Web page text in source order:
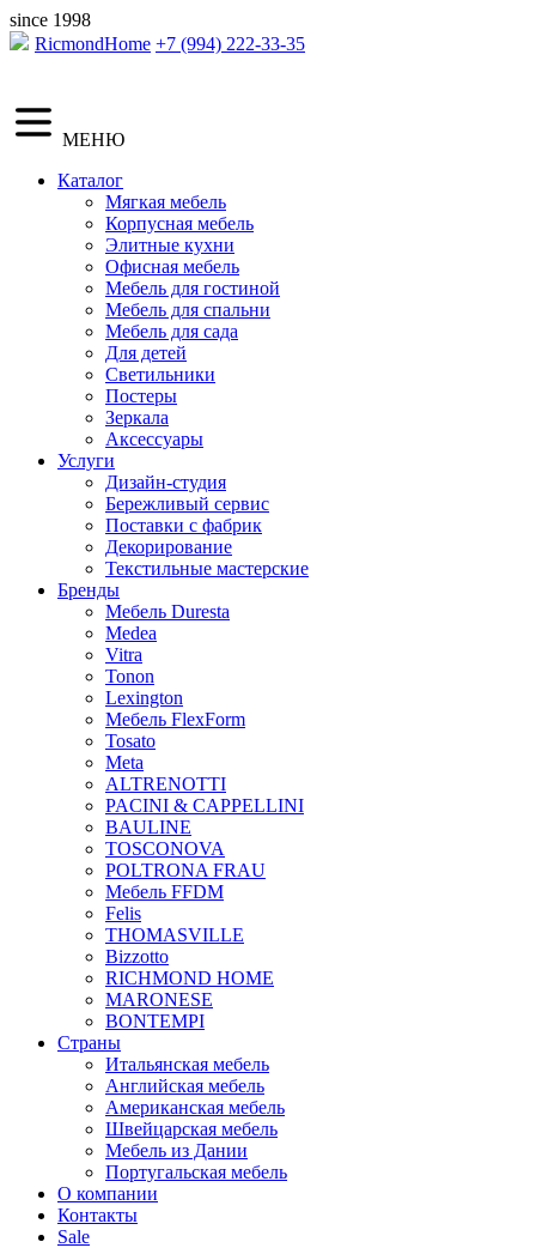
since 1998
RicmondHome +7 (994) 222-33-35
МЕНЮ
Каталог
Мягкая мебель
Корпусная мебель
Элитные кухни
Офисная мебель
Мебель для гостиной
Мебель для спальни
Мебель для сада
Для детей
Светильники
Постеры
Зеркала
Аксессуары
Услуги
Дизайн-студия
Бережливый сервис
Поставки с фабрик
Декорирование
Текстильные мастерские
Бренды
Мебель Duresta
Medea
Vitra
Tonon
Lexington
Мебель FlexForm
Tosato
Meta
ALTRENOTTI
PACINI & CAPPELLINI
BAULINE
TOSCONOVA
POLTRONA FRAU
Мебель FFDM
Felis
THOMASVILLE
Bizzotto
RICHMOND HOME
MARONESE
BONTEMPI
Страны
Итальянская мебель
Английская мебель
Американская мебель
Швейцарская мебель
Мебель из Дании
Португальская мебель
О компании
Контакты
Sale